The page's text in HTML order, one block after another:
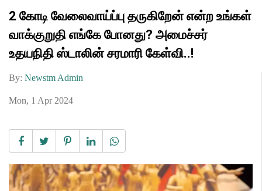
2 கோடி வேலைவாய்ப்பு தருகிறேன் என்ற உங்கள்
வாக்குறுதி எங்கே போனது? அமைச்சர்
உதயநிதி ஸ்டாலின் சரமாரி கேள்வி..!
By: Newstm Admin
Mon, 1 Apr 2024